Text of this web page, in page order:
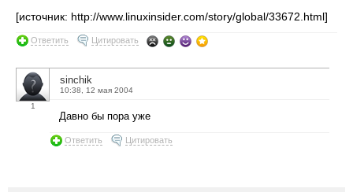
[источник: http://www.linuxinsider.com/story/global/33672.html]
Ответить Цитировать
1
sinchik
10:38, 12 мая 2004
Давно бы пора уже
Ответить Цитировать